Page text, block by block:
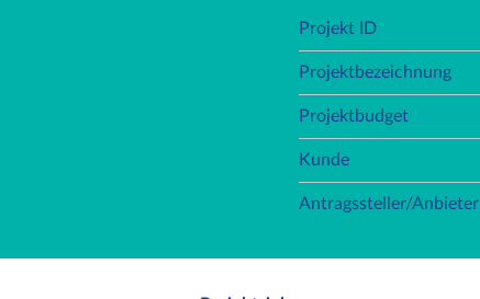
Projekt ID
Projektbezeichnung
Projektbudget
Kunde
Antragssteller/Anbieter